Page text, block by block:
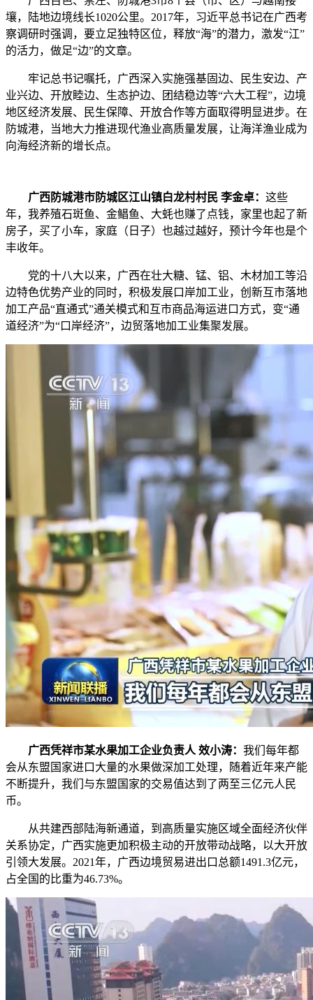
壤，陆地边境线长1020公里。2017年，习近平总书记在广西考
察调研时强调，要立足独特区位，释放“海”的潜力，激发“江”
的活力，做足“边”的文章。
牢记总书记嘱托，广西深入实施强基固边、民生安边、产
业兴边、开放睦边、生态护边、团结稳边等“六大工程”，边境
地区经济发展、民生保障、开放合作等方面取得明显进步。在
防城港，当地大力推进现代渔业高质量发展，让海洋渔业成为
向海经济新的增长点。
广西防城港市防城区江山镇白龙村村民 李金卓： 这些
年，我养殖石斑鱼、金鲳鱼、大蚝也赚了点钱，家里也起了新
房子，买了小车，家庭（日子）也越过越好，预计今年也是个
丰收年。
党的十八大以来，广西在壮大糖、锰、铝、木材加工等沿
边特色优势产业的同时，积极发展口岸加工业，创新互市落地
加工产品“直通式”通关模式和互市商品海运进口方式，变“通
道经济”为“口岸经济”，边贸落地加工业集聚发展。
广西凭祥市某水果加工企业负责人 效小涛： 我们每年都
会从东盟国家进口大量的水果做深加工处理，随着近年来产能
不断提升，我们与东盟国家的交易值达到了两至三亿元人民
币。
从共建西部陆海新通道，到高质量实施区域全面经济伙伴
关系协定，广西实施更加积极主动的开放带动战略，以大开放
引领大发展。2021年，广西边境贸易进出口总额1491.3亿元，
占全国的比重为46.73%。